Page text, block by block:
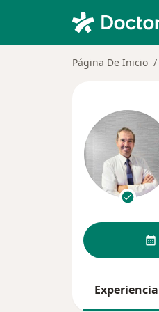
Página De Inicio
Experiencia